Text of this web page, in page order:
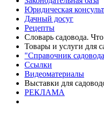
Юридическая
Дачный досуг
Рецепты
Словарь садовода.
Товары и услуги для
"Справочник
Ссылки
Видеоматериалы
Выставки для
РЕКЛАМА